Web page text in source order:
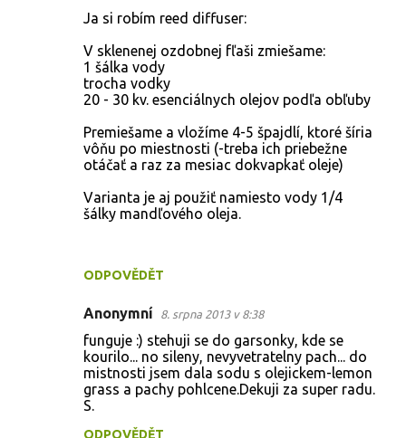
Ja si robím reed diffuser:
V sklenenej ozdobnej fľaši zmiešame:
1 šálka vody
trocha vodky
20 - 30 kv. esenciálnych olejov podľa obľuby
Premiešame a vložíme 4-5 špajdlí, ktoré šíria
vôňu po miestnosti (-treba ich priebežne
otáčať a raz za mesiac dokvapkať oleje)
Varianta je aj použiť namiesto vody 1/4
šálky mandľového oleja.
ODPOVĚDĚT
Anonymní 8. srpna 2013 v 8:38
funguje :) stehuji se do garsonky, kde se
kourilo... no sileny, nevyvetratelny pach... do
mistnosti jsem dala sodu s olejickem-lemon
grass a pachy pohlcene.Dekuji za super radu.
S.
ODPOVĚDĚT